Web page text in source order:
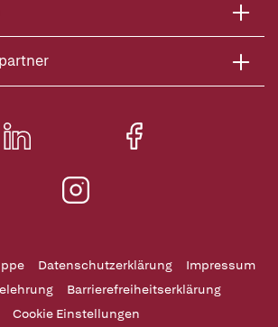
Datenschutzerklärung
Impressum
Barrierefreiheitserklärung
Cookie Einstellungen